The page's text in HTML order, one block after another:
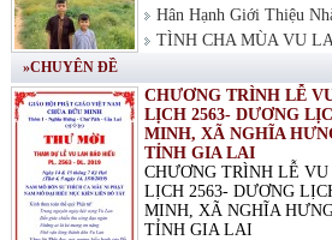
Hân Hạnh Giới Thiệu
TÌNH CHA MÙA VU
»CHUYÊN ĐỀ
CHƯƠNG TRÌNH LỄ
LỊCH 2563- DƯƠNG
MINH, XÃ NGHĨA
TỈNH GIA LAI
CHƯƠNG TRÌNH LỄ
LỊCH 2563- DƯƠNG
MINH, XÃ NGHĨA
TỈNH GIA LAI